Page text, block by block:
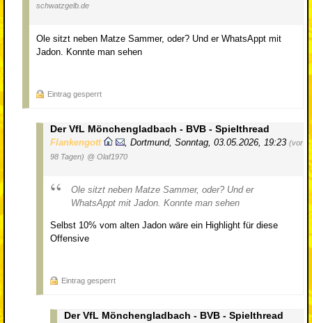
schwatzgelb.de
Ole sitzt neben Matze Sammer, oder? Und er WhatsAppt mit
Jadon. Konnte man sehen
Eintrag gesperrt
Der VfL Mönchengladbach - BVB - Spielthread
Flankengott , Dortmund, Sonntag, 03.05.2026, 19:23 (vor
98 Tagen) @ Olaf1970
Ole sitzt neben Matze Sammer, oder? Und er
WhatsAppt mit Jadon. Konnte man sehen
Selbst 10% vom alten Jadon wäre ein Highlight für diese
Offensive
Eintrag gesperrt
Der VfL Mönchengladbach - BVB - Spielthread